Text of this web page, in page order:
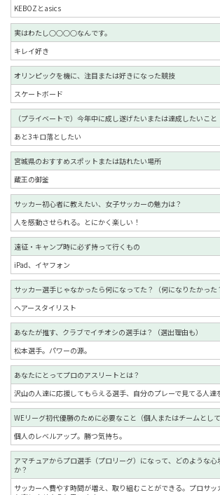
KEBOZとasics
実はわたし○○○○なんです。
キレイ好き
オリンピックを機に、注目または好きになった競技
スケートボード
（プライベートで）今年中に成し遂げたいまたは達成したいこと
あと3キロ落としたい
宮城県のおすすめスポットまたは訪れたい場所
蔵王の御釜
サッカー初心者に教えたい、女子サッカーの魅力は？
人を感動させられる。とにかく楽しい！
遠征・キャンプ時に必ず持って行くもの
iPad、イヤフォン
サッカー選手じゃなかったら何になってた？（何になりたかった
ヘアースタイリスト
あなたが推す、クラブでイチオシの選手は？（選出理由も）
松本選手。パワーの源。
あなたにとってプロのアスリートとは？
沢山の人達に応援してもらえる選手、自分のプレーで見てる人達
WEリーグ初代優勝のために必要なこと（個人またはチームとして
個人のレベルアップ。勝つ気持ち。
アマチュアからプロ選手（プロリーグ）になって、どのような
か？
サッカーへ費やす時間が増え、取り組むことができる。プロサッ